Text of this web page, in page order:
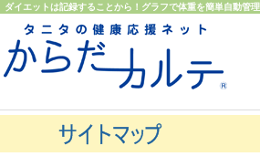
ダイエットは記録することから！グラフで体重を簡単自動管理